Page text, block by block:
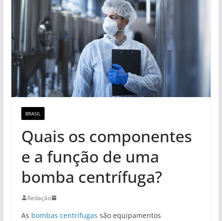
BRASIL
Quais os componentes
e a função de uma
bomba centrífuga?
Redação
As bombas centrífugas são equipamentos